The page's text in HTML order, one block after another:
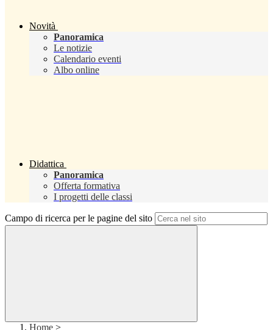
Novità
Panoramica
Le notizie
Calendario eventi
Albo online
Didattica
Panoramica
Offerta formativa
I progetti delle classi
Campo di ricerca per le pagine del sito
Home >